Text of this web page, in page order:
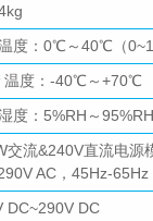
度：0℃～40℃（
温度：-40℃～+70℃
度：5%RH～
交流&240V直流电源
AC，45Hz-65Hz
DC~290V DC